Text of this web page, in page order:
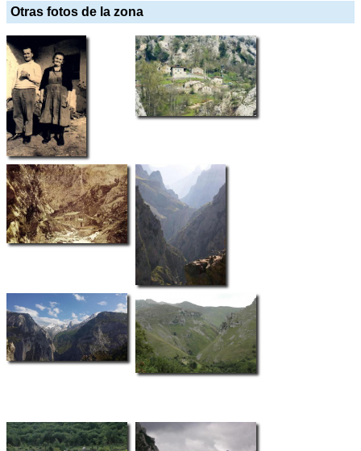
Otras fotos de la zona